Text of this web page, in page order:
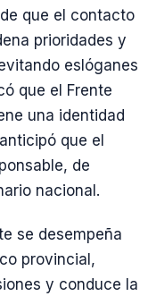
que el contacto
prioridades y
eslóganes
que el Frente
una identidad
que el
de
nacional.
se desempeña
provincial,
y conduce la